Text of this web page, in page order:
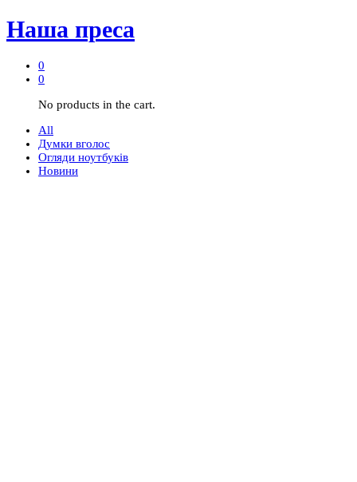
Наша преса
0
0
No products in the cart.
All
Думки вголос
Огляди ноутбуків
Новини